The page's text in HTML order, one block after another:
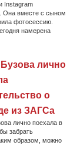
Instagram
Она вместе с сыном
фотосессию.
намерена
лично
о
из ЗАГСа
лично поехала в
забрать
образом, можно